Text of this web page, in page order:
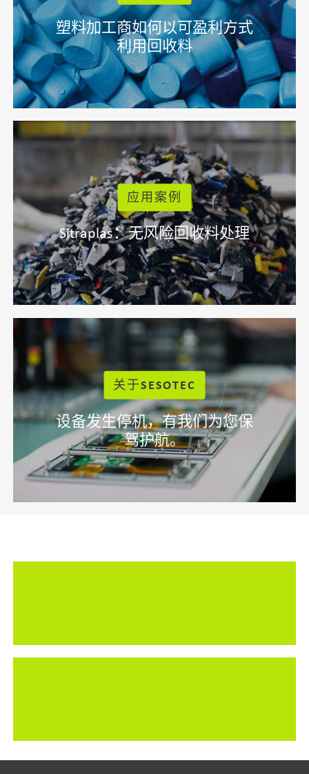
塑料加工商如何以可盈利方式
利用回收料
应用案例
Sitraplas：无风险回收料处理
关于SESOTEC
设备发生停机，有我们为您保
驾护航。